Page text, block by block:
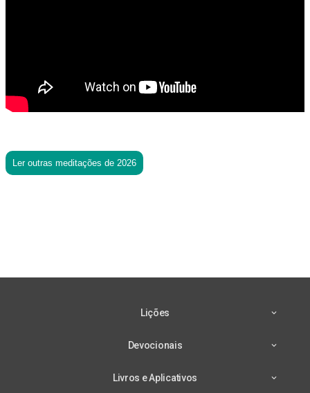
Ler outras meditações de 2026
Lições
Devocionais
Livros e Aplicativos